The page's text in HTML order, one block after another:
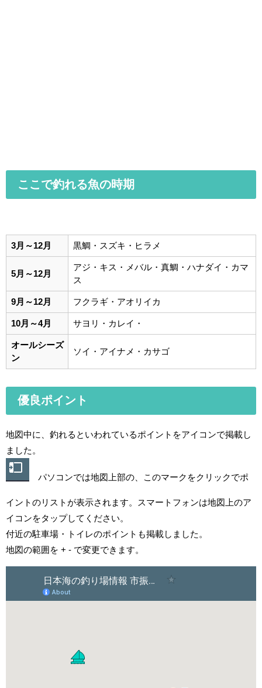
ここで釣れる魚の時期
3月～12月 黒鯛・スズキ・ヒラメ
5月～12月
アジ・キス・メバル・真鯛・ハナダイ・カマ
ス
9月～12月 フクラギ・アオリイカ
10月～4月 サヨリ・カレイ・
オールシーズ
ン
ソイ・アイナメ・カサゴ
優良ポイント
地図中に、釣れるといわれているポイントをアイコンで掲載し
ました。
パソコンでは地図上部の、このマークをクリックでポ
イントのリストが表示されます。スマートフォンは地図上のア
イコンをタップしてください。
付近の駐車場・トイレのポイントも掲載しました。
地図の範囲を + - で変更できます。